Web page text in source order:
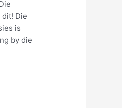
Die
is
by die